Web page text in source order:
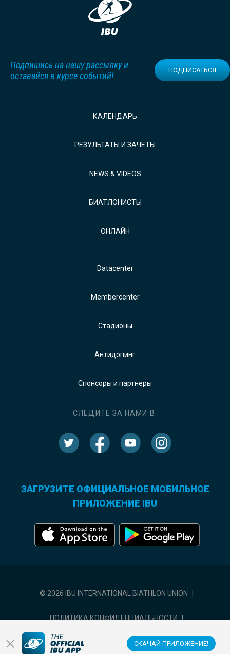
СКАЧАЙ ПРИЛОЖЕНИЕ!
Подпишись на нашу рассылку и
оставайся в курсе событий!
ПОДПИСАТЬСЯ
КАЛЕНДАРЬ
РЕЗУЛЬТАТЫ И ЗАЧЕТЫ
NEWS & VIDEOS
БИАТЛОНИСТЫ
ОНЛАЙН
Datacenter
Membercenter
Стадионы
Антидопинг
Спонсоры и партнеры
СЛЕДИТЕ ЗА НАМИ В:
ЗАГРУЗИТЕ ОФИЦИАЛЬНОЕ МОБИЛЬНОЕ
ПРИЛОЖЕНИЕ IBU
© 2026 IBU INTERNATIONAL BIATHLON UNION
ПОЛИТИКА КОНФИДЕНЦИАЛЬНОСТИ |
УСЛОВИЯ ИСПОЛЬЗОВАНИЯ НАСТРОЙКИ ФАЙЛОВ COOKIE